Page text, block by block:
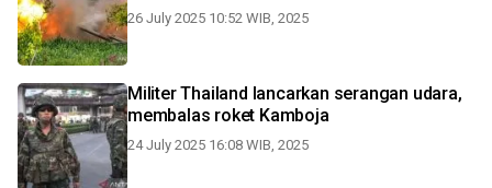
26 July 2025 10:52 WIB, 2025
Militer Thailand lancarkan serangan udara,
membalas roket Kamboja
24 July 2025 16:08 WIB, 2025